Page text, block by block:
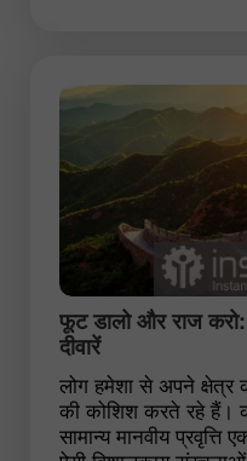
फूट डालो और राज करो:
दीवारें
लोग हमेशा से अपने क्षेत्र
की कोशिश करते रहे हैं।
सामान्य मानवीय